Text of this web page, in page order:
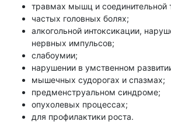
травмах мышц и соединительной
частых головных болях;
алкогольной интоксикации,
нервных импульсов;
слабоумии;
нарушении в умственном
мышечных судорогах и спазмах;
предменструальном синдроме;
опухолевых процессах;
для профилактики роста.